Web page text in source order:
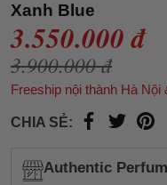
Xanh Blue
3.550.000 đ
3.900.000 đ
Freeship nội thành Hà
CHIA SẺ:
Authentic